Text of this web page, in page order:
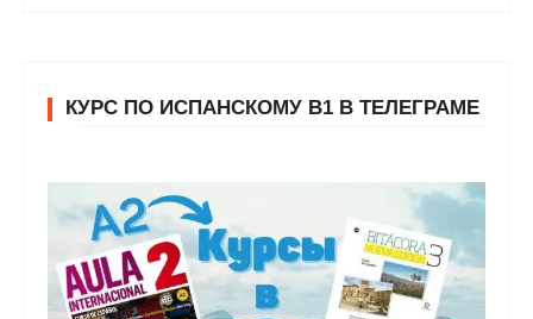
КУРС ПО ИСПАНСКОМУ В1 В ТЕЛЕГРАМЕ